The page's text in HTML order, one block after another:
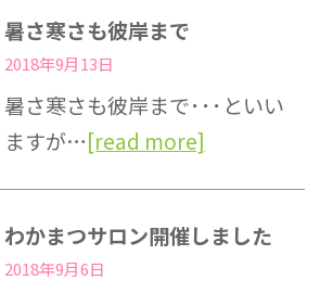
暑さ寒さも彼岸まで
2018年9月13日
暑さ寒さも彼岸まで･･･といい
ますが…[read more]
わかまつサロン開催しました
2018年9月6日